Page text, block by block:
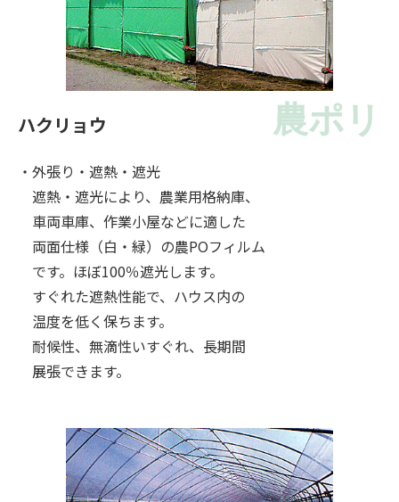
農ポリ
ハクリョウ
・外張り・遮熱・遮光
遮熱・遮光により、農業用格納庫、
車両車庫、作業小屋などに適した
両面仕様（白・緑）の農POフィルム
です。ほぼ100％遮光します。
すぐれた遮熱性能で、ハウス内の
温度を低く保ちます。
耐候性、無滴性いすぐれ、長期間
展張できます。